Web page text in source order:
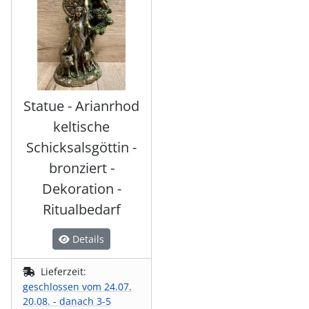
Statue - Arianrhod
keltische
Schicksalsgöttin -
bronziert -
Dekoration -
Ritualbedarf
Details
Lieferzeit:
geschlossen vom 24.07.
20.08. - danach 3-5